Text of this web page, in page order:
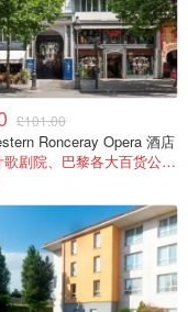
£101.00
Ronceray Opera 酒店
近加尼叶歌剧院、巴黎各大百货公司！